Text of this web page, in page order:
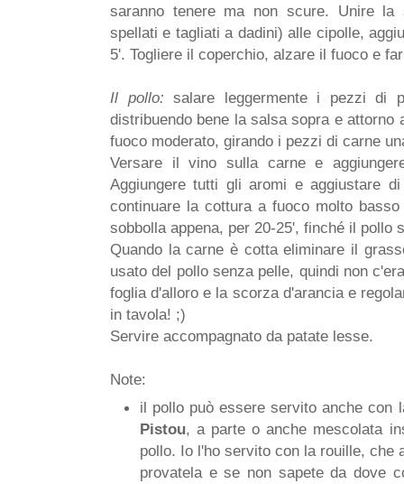
saranno tenere ma non scure. Unire
spellati e tagliati a dadini) alle cipolle,
5'. Togliere il coperchio, alzare il fuoco e
Il pollo: salare leggermente i pezzi di
distribuendo bene la salsa sopra e attorno
fuoco moderato, girando i pezzi di carne
Versare il vino sulla carne e
Aggiungere tutti gli aromi e aggiustare
continuare la cottura a fuoco molto
sobbolla appena, per 20-25', finché il pollo
Quando la carne è cotta eliminare il
usato del pollo senza pelle, quindi non
foglia d'alloro e la scorza d'arancia e
in tavola! ;)
Servire accompagnato da patate lesse.
Note:
il pollo può essere servito anche con
Pistou, a parte o anche mescolata
pollo. Io l'ho servito con la rouille, che
provatela e se non sapete da dove